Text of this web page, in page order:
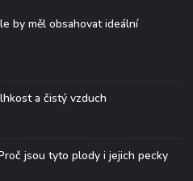
by měl obsahovat ideální
a čistý vzduch
jsou tyto plody i jejich pecky